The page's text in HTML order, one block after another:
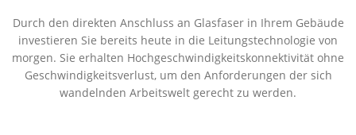
Durch den direkten Anschluss an Glasfaser in Ihrem Gebäude
investieren Sie bereits heute in die Leitungstechnologie von
morgen. Sie erhalten Hochgeschwindigkeitskonnektivität ohne
Geschwindigkeitsverlust, um den Anforderungen der sich
wandelnden Arbeitswelt gerecht zu werden.